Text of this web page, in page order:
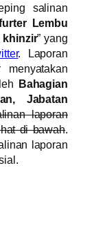
salinan
Lembu
khinzir” yang
. Laporan
Bahagian
Jabatan
laporan
di bawah.
laporan